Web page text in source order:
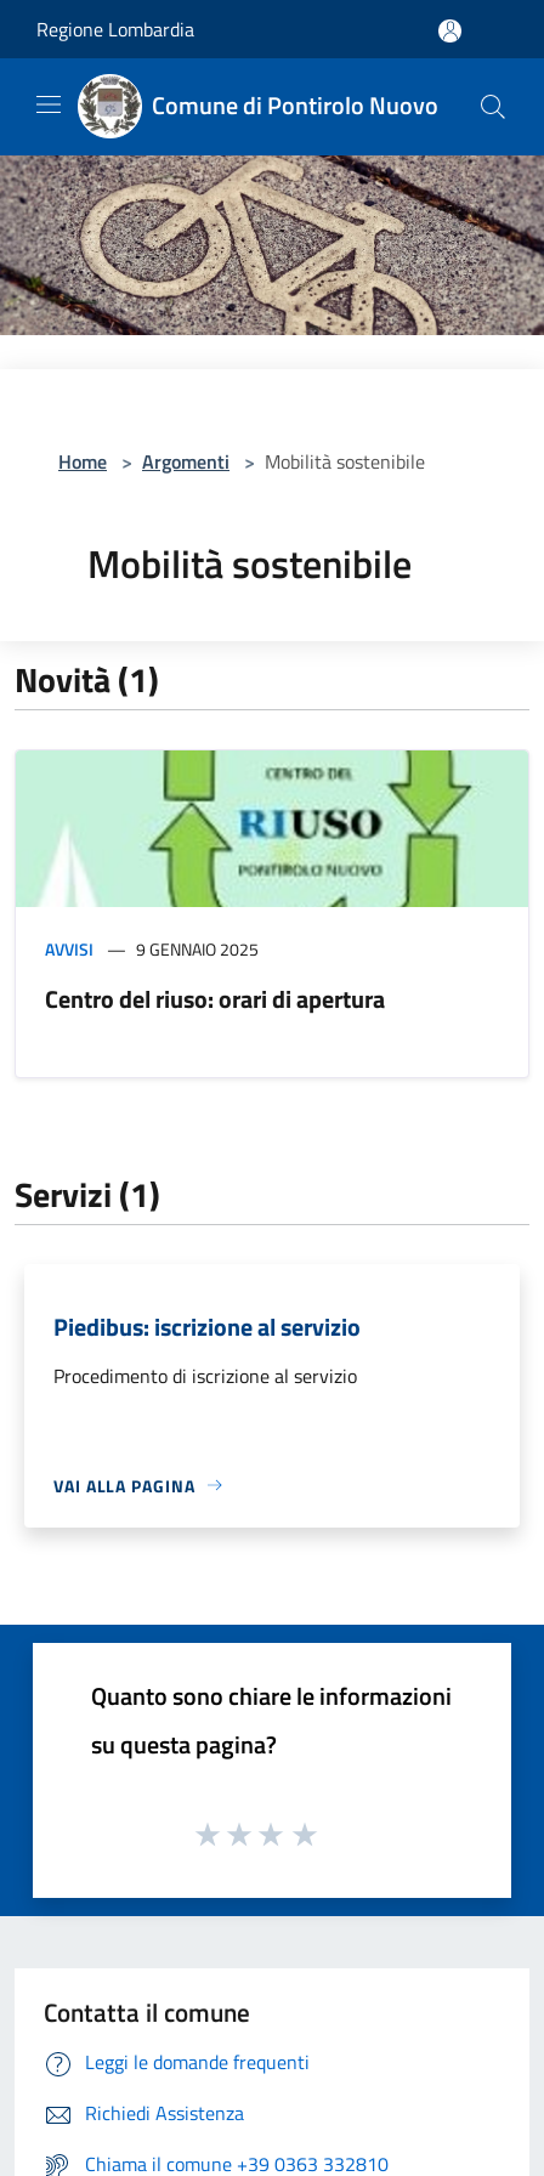
Regione Lombardia
Comune di Pontirolo Nuovo
Home > Argomenti > Mobilità sostenibile
Mobilità sostenibile
Novità (1)
AVVISI 9 GENNAIO 2025
Centro del riuso: orari di apertura
Servizi (1)
Piedibus: iscrizione al servizio
Procedimento di iscrizione al servizio
VAI ALLA PAGINA
Quanto sono chiare le informazioni
su questa pagina?
Contatta il comune
Leggi le domande frequenti
Richiedi Assistenza
Chiama il comune +39 0363 332810